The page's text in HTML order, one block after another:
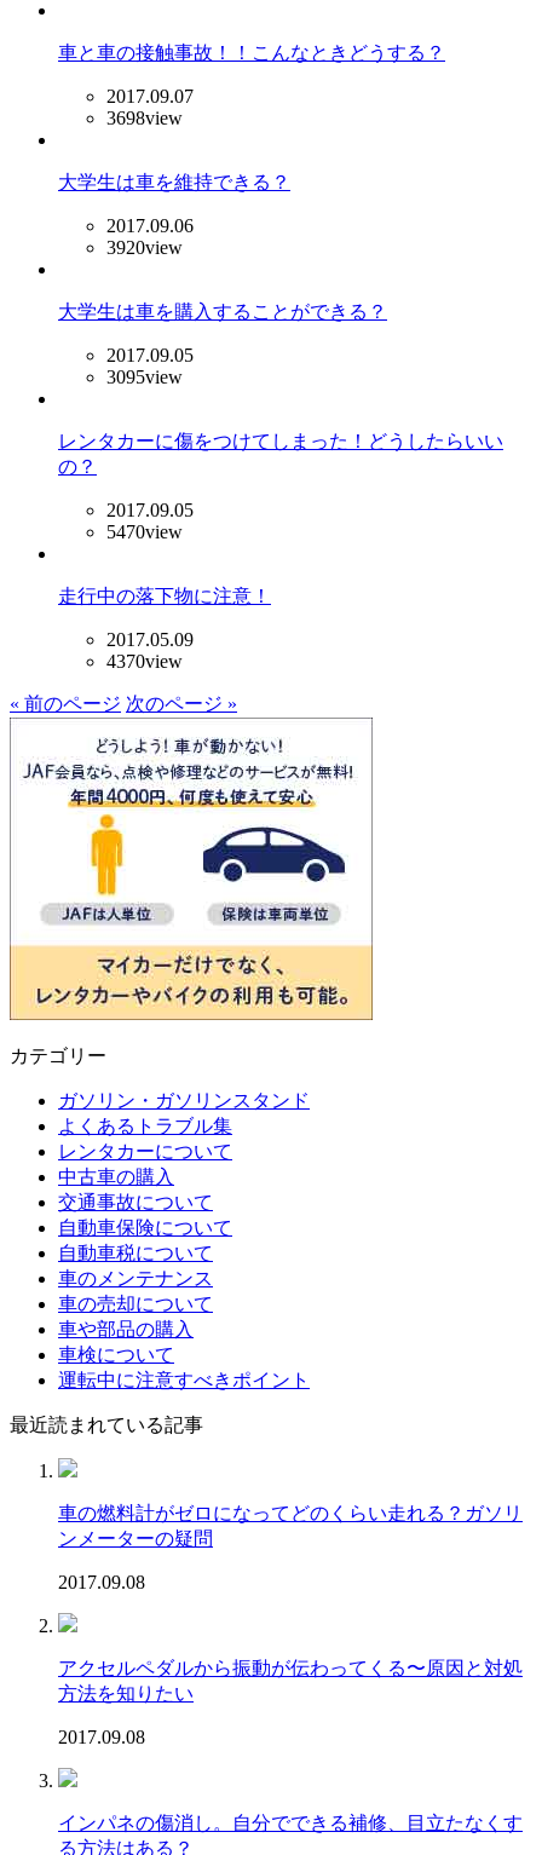
車と車の接触事故！！こんなときどうする？
2017.09.07
3698view
大学生は車を維持できる？
2017.09.06
3920view
大学生は車を購入することができる？
2017.09.05
3095view
レンタカーに傷をつけてしまった！どうしたらいい
の？
2017.09.05
5470view
走行中の落下物に注意！
2017.05.09
4370view
« 前のページ 次のページ »
カテゴリー
ガソリン・ガソリンスタンド
よくあるトラブル集
レンタカーについて
中古車の購入
交通事故について
自動車保険について
自動車税について
車のメンテナンス
車の売却について
車や部品の購入
車検について
運転中に注意すべきポイント
最近読まれている記事
車の燃料計がゼロになってどのくらい走れる？ガソリ
ンメーターの疑問
2017.09.08
アクセルペダルから振動が伝わってくる〜原因と対処
方法を知りたい
2017.09.08
インパネの傷消し。自分でできる補修、目立たなくす
る方法はある？